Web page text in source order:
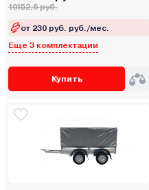
10152.6 руб.
от 230 руб. руб./мес.
Еще 3 комплектации
Купить